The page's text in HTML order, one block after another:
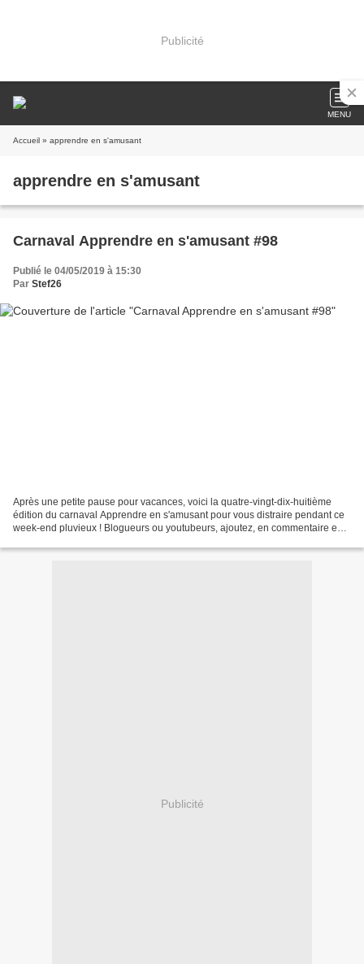
Publicité
MENU
Accueil » apprendre en s'amusant
apprendre en s'amusant
Carnaval Apprendre en s'amusant #98
Publié le 04/05/2019 à 15:30
Par Stef26
Après une petite pause pour vacances, voici la quatre-vingt-dix-huitième
édition du carnaval Apprendre en s'amusant pour vous distraire pendant ce
week-end pluvieux ! Blogueurs ou youtubeurs, ajoutez, en commentaire en
Publicité